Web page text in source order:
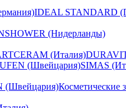
IDEAL STANDARD
(Нидерланды)
(Италия)
(Швейцария)SIMAS
(Швейцария)Косметические